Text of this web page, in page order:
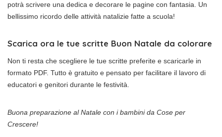
potrà scrivere una dedica e decorare le pagine con fantasia. Un
bellissimo ricordo delle attività natalizie fatte a scuola!
Scarica ora le tue scritte Buon Natale da colorare
Non ti resta che scegliere le tue scritte preferite e scaricarle in
formato PDF. Tutto è gratuito e pensato per facilitare il lavoro di
educatori e genitori durante le festività.
Buona preparazione al Natale con i bambini da Cose per
Crescere!